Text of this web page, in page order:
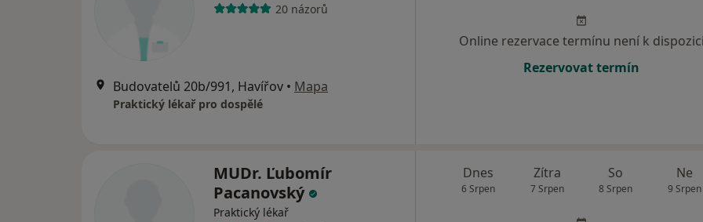
20 názorů
Budovatelů 20b/991, Havířov • Mapa
Praktický lékař pro dospělé
Online rezervace termínu není k dispozici
Rezervovat termín
MUDr. Ľubomír
Pacanovský
Praktický lékař
Dnes
6 Srpen
Zítra
7 Srpen
So
8 Srpen
Ne
9 Srpen